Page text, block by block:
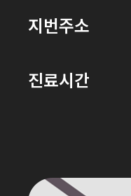
지번주소
진료시간